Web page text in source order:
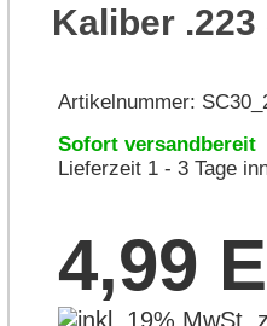
Kaliber .223
Artikelnummer:
Sofort versandbereit
Lieferzeit 1 - 3 Tage
4,99